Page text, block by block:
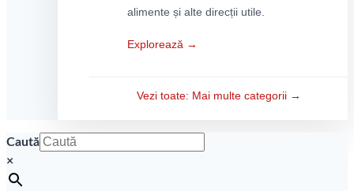
alimente și alte direcții utile.
Explorează →
Vezi toate: Mai multe categorii →
Caută
×